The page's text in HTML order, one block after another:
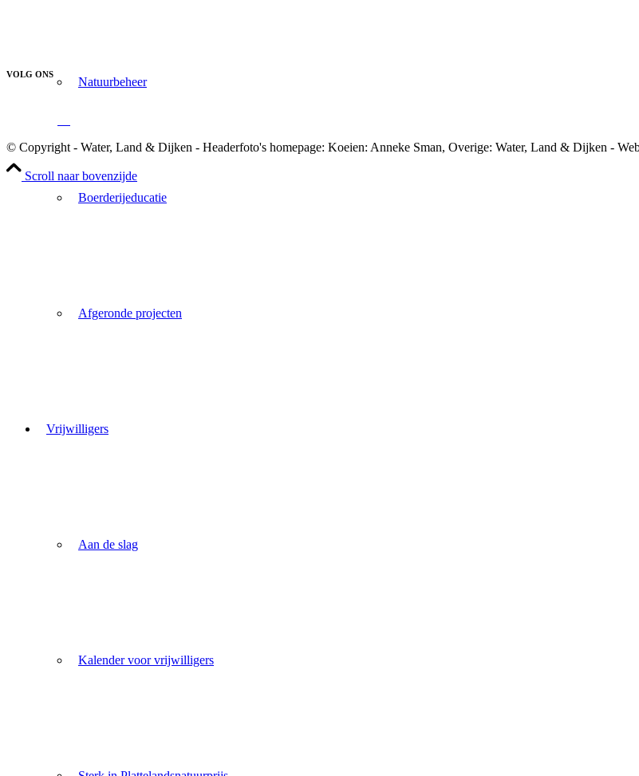
Natuurbeheer
Boerderijeducatie
Afgeronde projecten
Vrijwilligers
Aan de slag
Kalender voor vrijwilligers
VOLG ONS
© Copyright - Water, Land & Dijken - Headerfoto's homepage: Koeien: Anneke Sman, Overige: Water, Land & Dijken -
Scroll naar bovenzijde